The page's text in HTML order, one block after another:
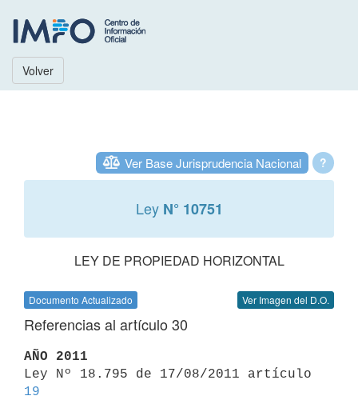
Volver
?
Ver Base Jurisprudencia Nacional
Ley N° 10751
LEY DE PROPIEDAD HORIZONTAL
Documento Actualizado Ver Imagen del D.O.
Referencias al artículo 30
AÑO 2011
19